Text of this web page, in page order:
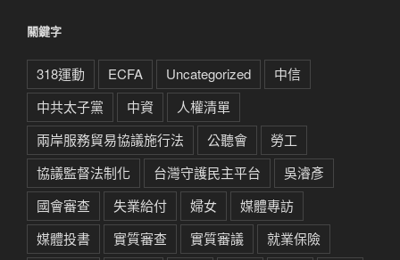
關鍵字
318運動 ECFA Uncategorized
中信
中共太子黨
中資
人權清單
兩岸服務貿易協議施行法
公聽會
勞工
協議監督法制化
台灣守護民主平台
吳濬彥
國會審查
失業給付 婦女
媒體專訪
媒體投書
實質審查 實質審議
就業保險